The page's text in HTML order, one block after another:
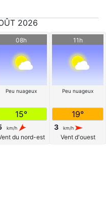
2026
08h
Peu nuageux
15°
km/h
du nord-est
11h
Peu nuageux
19°
3 km/h
Vent d'ouest